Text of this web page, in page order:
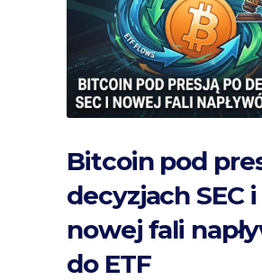
Bitcoin pod
decyzjach SEC i
nowej fali
do ETF